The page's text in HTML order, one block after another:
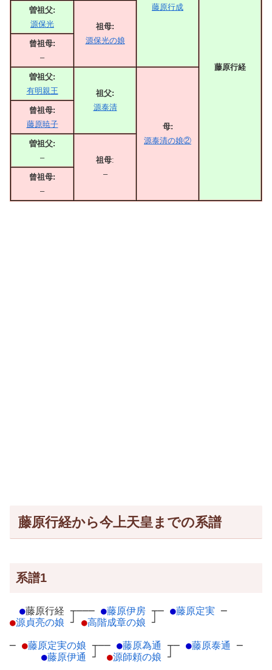
藤原行成
藤原行経
曽祖父:
源保光
祖母:
源保光の娘
曾祖母:
–
曽祖父:
有明親王
祖父:
源泰清
母:
源泰清の娘②
曾祖母:
藤原暁子
曽祖父:
–
祖母:
–
曾祖母:
–
藤原行経から今上天皇までの系譜
系譜1
●藤原行経 ┬
●源貞亮の娘 ┘
─── ●藤原伊房 ┬
●高階成章の娘 ┘
─ ●藤原定実 ─
─ ●藤原定実の娘 ┬
●藤原伊通 ┘
── ●藤原為通 ┬
●源師頼の娘 ┘
─ ●藤原泰通 ─